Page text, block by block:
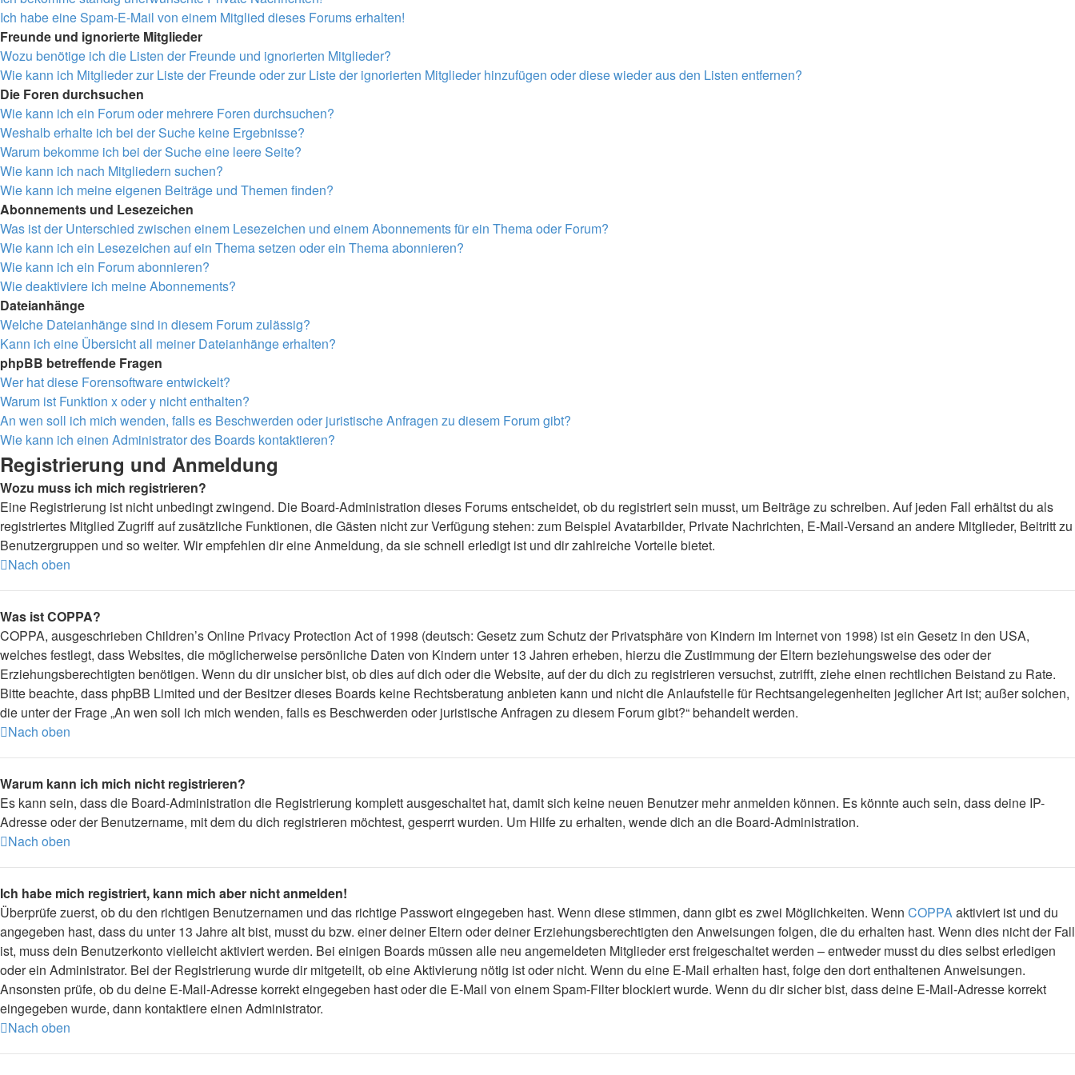
Ich habe eine Spam-E-Mail von einem Mitglied dieses Forums erhalten!
Freunde und ignorierte Mitglieder
Wozu benötige ich die Listen der Freunde und ignorierten Mitglieder?
Wie kann ich Mitglieder zur Liste der Freunde oder zur Liste der ignorierten Mitglieder hinzufügen oder diese wieder aus den Listen entfernen?
Die Foren durchsuchen
Wie kann ich ein Forum oder mehrere Foren durchsuchen?
Weshalb erhalte ich bei der Suche keine Ergebnisse?
Warum bekomme ich bei der Suche eine leere Seite?
Wie kann ich nach Mitgliedern suchen?
Wie kann ich meine eigenen Beiträge und Themen finden?
Abonnements und Lesezeichen
Was ist der Unterschied zwischen einem Lesezeichen und einem Abonnements für ein Thema oder Forum?
Wie kann ich ein Lesezeichen auf ein Thema setzen oder ein Thema abonnieren?
Wie kann ich ein Forum abonnieren?
Wie deaktiviere ich meine Abonnements?
Dateianhänge
Welche Dateianhänge sind in diesem Forum zulässig?
Kann ich eine Übersicht all meiner Dateianhänge erhalten?
phpBB betreffende Fragen
Wer hat diese Forensoftware entwickelt?
Warum ist Funktion x oder y nicht enthalten?
An wen soll ich mich wenden, falls es Beschwerden oder juristische Anfragen zu diesem Forum gibt?
Wie kann ich einen Administrator des Boards kontaktieren?
Registrierung und Anmeldung
Wozu muss ich mich registrieren?
Eine Registrierung ist nicht unbedingt zwingend. Die Board-Administration dieses Forums entscheidet, ob du registriert sein musst, um Beiträge zu schreiben. Auf jeden Fall erhältst du als
registriertes Mitglied Zugriff auf zusätzliche Funktionen, die Gästen nicht zur Verfügung stehen: zum Beispiel Avatarbilder, Private Nachrichten, E-Mail-Versand an andere Mitglieder, Beitritt zu
Benutzergruppen und so weiter. Wir empfehlen dir eine Anmeldung, da sie schnell erledigt ist und dir zahlreiche Vorteile bietet.
Nach oben
Was ist COPPA?
COPPA, ausgeschrieben Children’s Online Privacy Protection Act of 1998 (deutsch: Gesetz zum Schutz der Privatsphäre von Kindern im Internet von 1998) ist ein Gesetz in den USA,
welches festlegt, dass Websites, die möglicherweise persönliche Daten von Kindern unter 13 Jahren erheben, hierzu die Zustimmung der Eltern beziehungsweise des oder der
Erziehungsberechtigten benötigen. Wenn du dir unsicher bist, ob dies auf dich oder die Website, auf der du dich zu registrieren versuchst, zutrifft, ziehe einen rechtlichen Beistand zu Rate.
Bitte beachte, dass phpBB Limited und der Besitzer dieses Boards keine Rechtsberatung anbieten kann und nicht die Anlaufstelle für Rechtsangelegenheiten jeglicher Art ist; außer solchen,
die unter der Frage „An wen soll ich mich wenden, falls es Beschwerden oder juristische Anfragen zu diesem Forum gibt?“ behandelt werden.
Nach oben
Warum kann ich mich nicht registrieren?
Es kann sein, dass die Board-Administration die Registrierung komplett ausgeschaltet hat, damit sich keine neuen Benutzer mehr anmelden können. Es könnte auch sein, dass deine IP-
Adresse oder der Benutzername, mit dem du dich registrieren möchtest, gesperrt wurden. Um Hilfe zu erhalten, wende dich an die Board-Administration.
Nach oben
Ich habe mich registriert, kann mich aber nicht anmelden!
Überprüfe zuerst, ob du den richtigen Benutzernamen und das richtige Passwort eingegeben hast. Wenn diese stimmen, dann gibt es zwei Möglichkeiten. Wenn COPPAaktiviert ist und du
angegeben hast, dass du unter 13 Jahre alt bist, musst du bzw. einer deiner Eltern oder deiner Erziehungsberechtigten den Anweisungen folgen, die du erhalten hast. Wenn dies nicht der Fall
ist, muss dein Benutzerkonto vielleicht aktiviert werden. Bei einigen Boards müssen alle neu angemeldeten Mitglieder erst freigeschaltet werden – entweder musst du dies selbst erledigen
oder ein Administrator. Bei der Registrierung wurde dir mitgeteilt, ob eine Aktivierung nötig ist oder nicht. Wenn du eine E-Mail erhalten hast, folge den dort enthaltenen Anweisungen.
Ansonsten prüfe, ob du deine E-Mail-Adresse korrekt eingegeben hast oder die E-Mail von einem Spam-Filter blockiert wurde. Wenn du dir sicher bist, dass deine E-Mail-Adresse korrekt
eingegeben wurde, dann kontaktiere einen Administrator.
Nach oben